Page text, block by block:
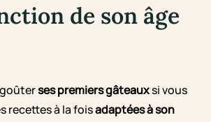
de son âge
ses premiers gâteauxsi vous
recettes à la foisadaptées à son